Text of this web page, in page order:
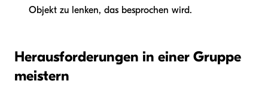
Objekt zu lenken, das besprochen wird.
Herausforderungen in einer Gruppe
meistern